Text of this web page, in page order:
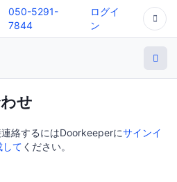
050-5291-
7844
ログイ
ン
せ
絡するにはDoorkeeperにサインイ
して ください。